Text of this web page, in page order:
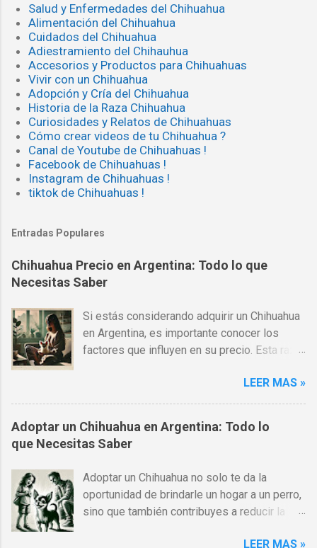
Salud y Enfermedades del Chihuahua
Alimentación del Chihuahua
Cuidados del Chihuahua
Adiestramiento del Chihauhua
Accesorios y Productos para Chihuahuas
Vivir con un Chihuahua
Adopción y Cría del Chihuahua
Historia de la Raza Chihuahua
Curiosidades y Relatos de Chihuahuas
Cómo crear videos de tu Chihuahua ?
Canal de Youtube de Chihuahuas !
Facebook de Chihuahuas !
Instagram de Chihuahuas !
tiktok de Chihuahuas !
Entradas Populares
Chihuahua Precio en Argentina: Todo lo que
Necesitas Saber
Si estás considerando adquirir un Chihuahua
en Argentina, es importante conocer los
factores que influyen en su precio. Esta raza
mundo, gracias a su pequeño tamaño,
carácter afectuoso y gran lealtad hacia sus
dueños. Sin embargo, los costos pueden
variar significativamente dependiendo de
varios factores como la calidad del criador,
largo) y otros aspectos. Si estás
comparando entre comprar o adoptar, te
recomendamos leer nuestro artículo Adoptar
un Chihuahua en Argentina: Todo lo que
LEER MAS »
Adoptar un Chihuahua en Argentina: Todo lo
que Necesitas Saber
Adoptar un Chihuahua no solo te da la
oportunidad de brindarle un hogar a un perro,
sino que también contribuyes a reducir la
LEER MAS »